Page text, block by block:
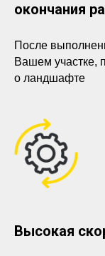
окончания
После
Вашем участке,
о ландшафте
Высокая